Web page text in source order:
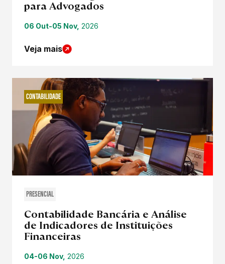
para Advogados
06 Out-05 Nov, 2026
Veja mais
CONTABILIDADE
PRESENCIAL
Contabilidade Bancária e Análise
de Indicadores de Instituições
Financeiras
04-06 Nov, 2026